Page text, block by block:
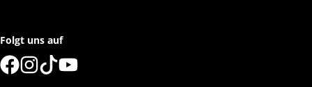
Folgt uns auf